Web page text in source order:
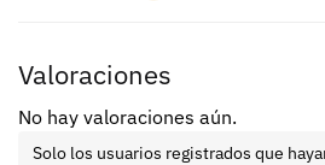
Valoraciones
No hay valoraciones aún.
Solo los usuarios registrados que